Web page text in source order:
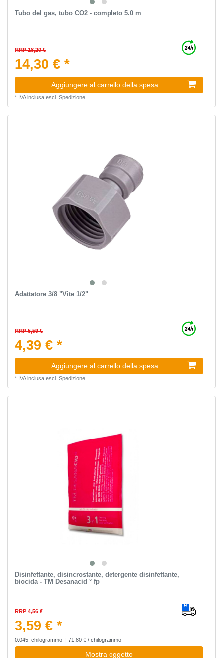
Tubo del gas, tubo CO2 - completo 5.0 m
RRP 18,20 €
14,30 € *
Aggiungere al carrello della spesa
* IVA inclusaescl. Spedizione
Adattatore 3/8 "Vite 1/2"
RRP 5,59 €
4,39 € *
Aggiungere al carrello della spesa
* IVA inclusaescl. Spedizione
Disinfettante, disincrostante, detergente disinfettante,
biocida - TM Desanacid ° fp
RRP 4,56 €
3,59 € *
0.045 chilogrammo | 71,80 € / chilogrammo
Mostra oggetto